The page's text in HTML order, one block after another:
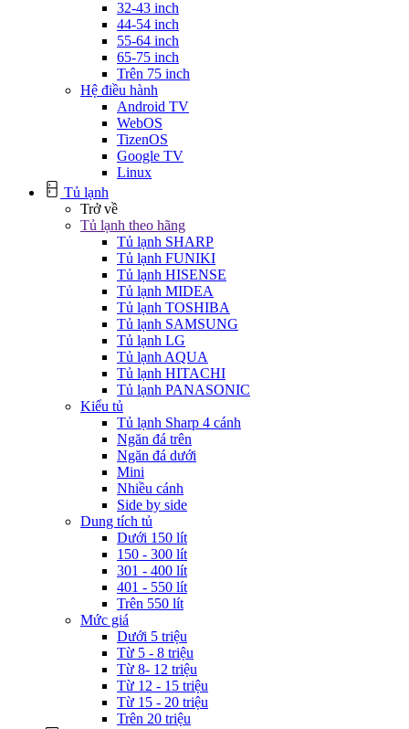
32-43 inch
44-54 inch
55-64 inch
65-75 inch
Trên 75 inch
Hệ điều hành
Android TV
WebOS
TizenOS
Google TV
Linux
Tủ lạnh
Trở về
Tủ lạnh theo hãng
Tủ lạnh SHARP
Tủ lạnh FUNIKI
Tủ lạnh HISENSE
Tủ lạnh MIDEA
Tủ lạnh TOSHIBA
Tủ lạnh SAMSUNG
Tủ lạnh LG
Tủ lạnh AQUA
Tủ lạnh HITACHI
Tủ lạnh PANASONIC
Kiểu tủ
Tủ lạnh Sharp 4 cánh
Ngăn đá trên
Ngăn đá dưới
Mini
Nhiều cánh
Side by side
Dung tích tủ
Dưới 150 lít
150 - 300 lít
301 - 400 lít
401 - 550 lít
Trên 550 lít
Mức giá
Dưới 5 triệu
Từ 5 - 8 triệu
Từ 8- 12 triệu
Từ 12 - 15 triệu
Từ 15 - 20 triệu
Trên 20 triệu